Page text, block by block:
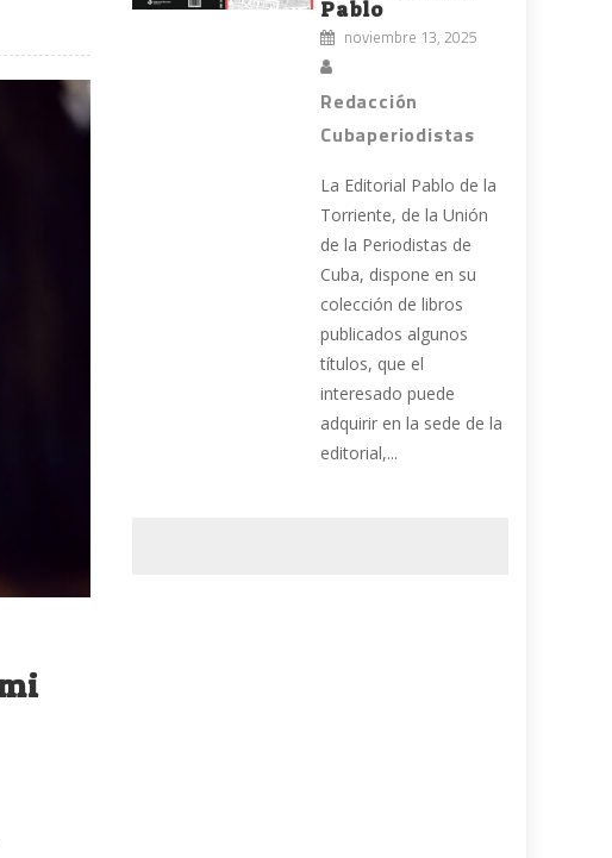
Pablo
noviembre 13, 2025
Redacción
Cubaperiodistas
La Editorial Pablo de la
Torriente, de la Unión
de la Periodistas de
Cuba, dispone en su
colección de libros
publicados algunos
títulos, que el
interesado puede
adquirir en la sede de la
editorial,...